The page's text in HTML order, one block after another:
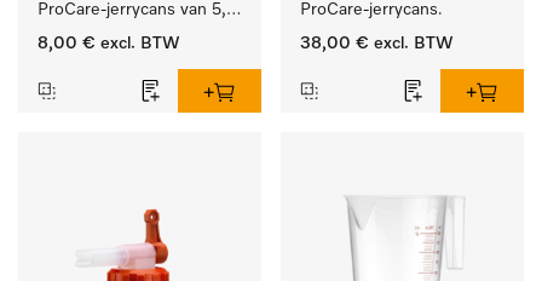
ProCare-jerrycans van 5,
10 en 20 l.
8,00 € excl. BTW
ProCare-jerrycans.
38,00 € excl. BTW